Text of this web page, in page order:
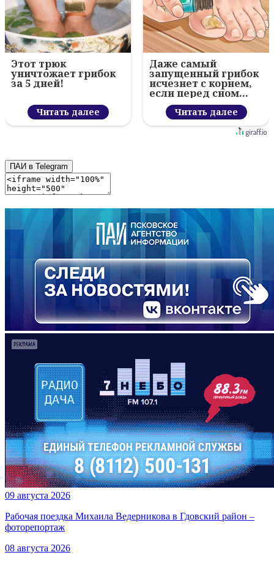
Этот трюк
уничтожает грибок
за 5 дней!
Читать далее
Даже самый
запущенный грибок
исчезнет с корнем,
если перед сном…
Читать далее
ПАИ в Telegram
09 августа 2026
Рабочая поездка Михаила Ведерникова в Гдовский район –
фоторепортаж
08 августа 2026